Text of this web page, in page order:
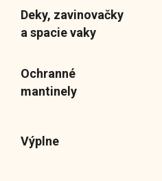
Deky, zavinovačky
a spacie vaky
Ochranné
mantinely
Výplne